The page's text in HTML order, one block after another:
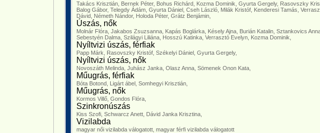
Takács Krisztián, Bernek Péter, Bohus Richárd, Kozma Dominik, Gyurta Gergely, Rasovszky
Balog Gábor, Telegdy Ádám, Gyurta Dániel, Cseh László, Milák Kristóf, Kenderesi Tamás,
Dávid, Németh Nándor, Holoda Péter, Grátz Benjámin,
Úszás, nők
Molnár Flóra, Jakabos Zsuzsanna, Kapás Boglárka, Késely Ajna, Burián Katalin, Sztankovics
Sebestyén Dalma, Szilágyi Liliána, Hosszú Katinka, Verrasztó Evelyn, Kozma Dominik,
Nyíltvizi úszás, férfiak
Papp Márk, Rasovszky Kristóf, Székelyi Dániel, Gyurta Gergely,
Nyíltvizi úszás, nők
Novoszáth Melinda, Juhász Janka, Olasz Anna, Sömenek Onon Kata,
Műugrás, férfiak
Bóta Botond, Ligárt ábel, Somhegyi Krisztián,
Műugrás, nők
Kormos Villő, Gondos Flóra,
Szinkronúszás
Kiss Szofi, Schwarcz Anett, Dávid Janka Krisztina,
Vizilabda
magyar női vizilabda válogatott, magyar férfi vizilabda válogatott